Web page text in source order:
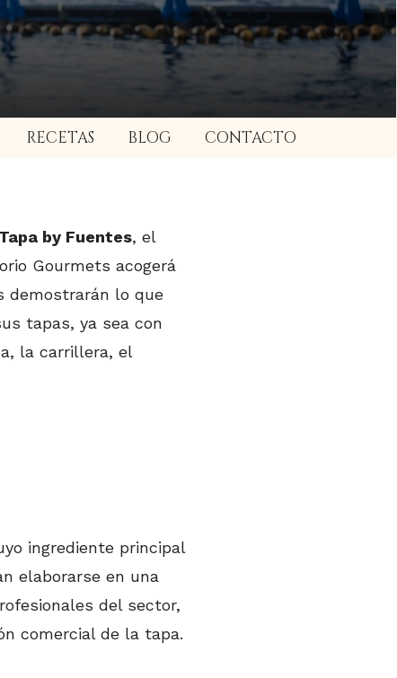
RECETAS BLOG CONTACTO
by Fuentes, el
Gourmets acogerá
demostrarán lo que
tapas, ya sea con
la carrillera, el
ingrediente principal
elaborarse en una
del sector,
comercial de la tapa.